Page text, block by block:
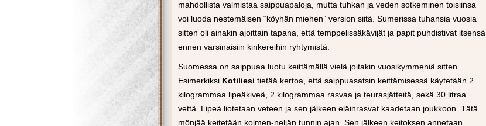
mahdollista valmistaa saippuapaloja, mutta tuhkan ja veden sotkeminen toisiinsa
voi luoda nestemäisen “köyhän miehen” version siitä. Sumerissa tuhansia vuosia
sitten oli ainakin ajoittain tapana, että temppelissäkävijät ja papit puhdistivat itsensä
ennen varsinaisiin kinkereihin ryhtymistä.
Suomessa on saippuaa luotu keittämällä vielä joitakin vuosikymmeniä sitten.
Esimerkiksi Kotiliesi tietää kertoa, että saippuasatsin keittämisessä käytetään 2
kilogrammaa lipeäkiveä, 2 kilogrammaa rasvaa ja teurasjätteitä, sekä 30 litraa
vettä. Lipeä liotetaan veteen ja sen jälkeen eläinrasvat kaadetaan joukkoon. Tätä
mönjää keitetään kolmen-neljän tunnin ajan. Sen jälkeen keitoksen annetaan